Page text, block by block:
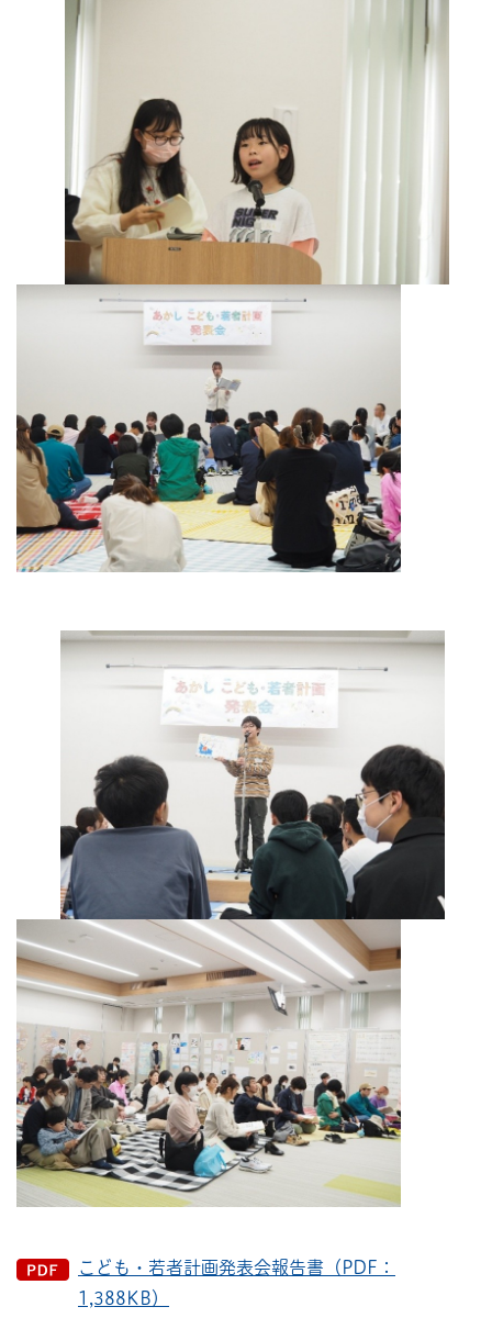
こども・若者計画発表会報告書（PDF：
1,388KB）